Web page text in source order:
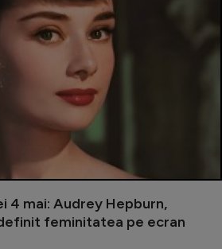
4 mai: Audrey Hepburn,
feminitatea pe ecran